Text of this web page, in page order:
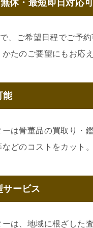
休・最短即日対応
、ご希望日程でご予
かたのご要望にもお応
能
は骨董品の買取り・
どのコストをカット
サービス
は、地域に根ざした